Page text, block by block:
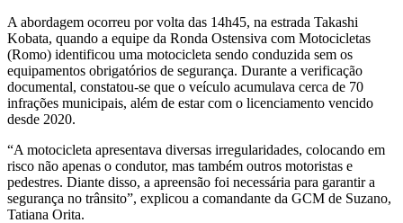
A abordagem ocorreu por volta das 14h45, na estrada Takashi
Kobata, quando a equipe da Ronda Ostensiva com Motocicletas
(Romo) identificou uma motocicleta sendo conduzida sem os
equipamentos obrigatórios de segurança. Durante a verificação
documental, constatou-se que o veículo acumulava cerca de 70
infrações municipais, além de estar com o licenciamento vencido
desde 2020.
“A motocicleta apresentava diversas irregularidades, colocando em
risco não apenas o condutor, mas também outros motoristas e
pedestres. Diante disso, a apreensão foi necessária para garantir a
segurança no trânsito”, explicou a comandante da GCM de Suzano,
Tatiana Orita.